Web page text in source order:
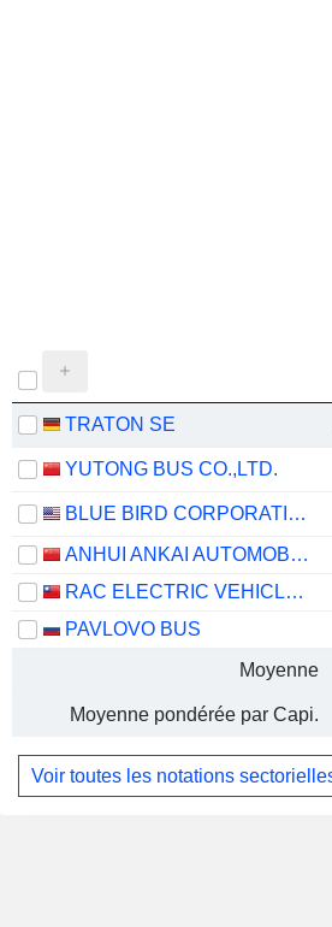
TRATON SE
YUTONG BUS CO.,LTD.
BLUE BIRD CORPORATION
ANHUI ANKAI AUTOMOBILE CO., LTD
RAC ELECTRIC VEHICLES INC.
PAVLOVO BUS
Moyenne
Moyenne pondérée par Capi.
Voir toutes les notations